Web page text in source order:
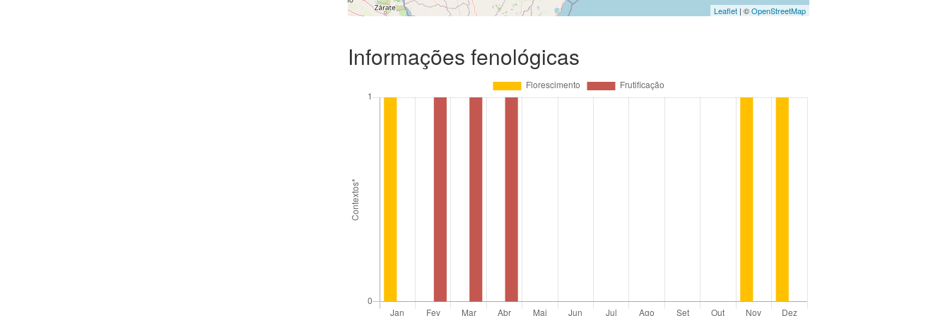
Leaflet| ©OpenStreetMap
Informações fenológicas